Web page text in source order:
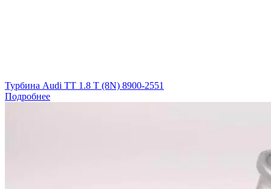
Турбина Audi TT 1.8 T (8N) 8900-2551
Подробнее